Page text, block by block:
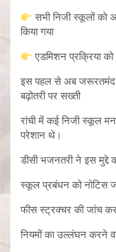
सभी निजी स्कूलों को
किया गया
एडमिशन प्रक्रिया को
इस पहल से अब जरूरतमंद
बढ़ोतरी पर सख्ती
रांची में कई निजी स्कूल
परेशान थे।
डीसी भजनतरी ने इस
स्कूल प्रबंधन को नोटिस
फीस स्ट्रक्चर की जांच
नियमों का उल्लंघन करने